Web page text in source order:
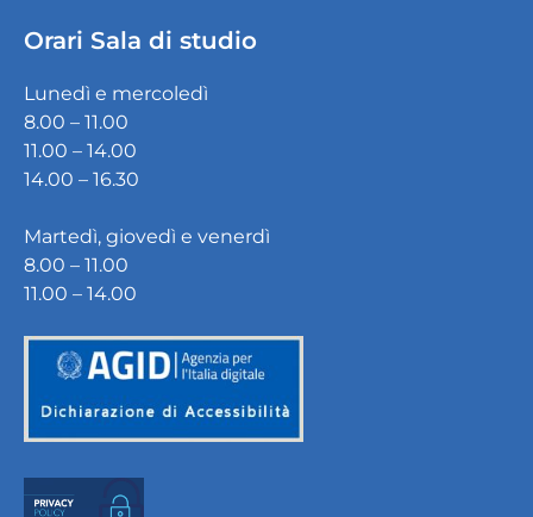
Orari Sala di studio
Lunedì e mercoledì
8.00 – 11.00
11.00 – 14.00
14.00 – 16.30
Martedì, giovedì e venerdì
8.00 – 11.00
11.00 – 14.00